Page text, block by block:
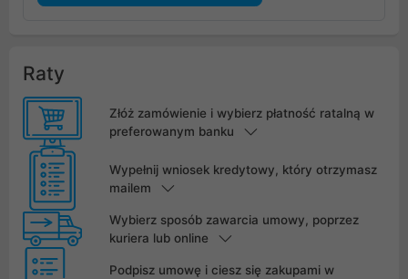
Raty
Złóż zamówienie i wybierz płatność ratalną w
preferowanym banku
Wypełnij wniosek kredytowy, który otrzymasz
mailem
Wybierz sposób zawarcia umowy, poprzez
kuriera lub online
Podpisz umowę i ciesz się zakupami w